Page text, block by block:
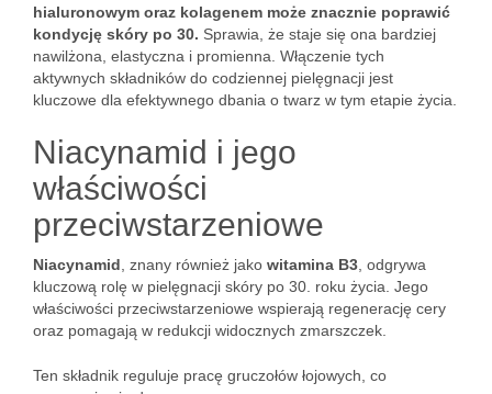
hialuronowym oraz kolagenem może znacznie poprawić
kondycję skóry po 30. Sprawia, że staje się ona bardziej
nawilżona, elastyczna i promienna. Włączenie tych
aktywnych składników do codziennej pielęgnacji jest
kluczowe dla efektywnego dbania o twarz w tym etapie życia.
Niacynamid i jego
właściwości
przeciwstarzeniowe
Niacynamid , znany również jako witamina B3 , odgrywa
kluczową rolę w pielęgnacji skóry po 30. roku życia. Jego
właściwości przeciwstarzeniowe wspierają regenerację cery
oraz pomagają w redukcji widocznych zmarszczek.
Ten składnik reguluje pracę gruczołów łojowych, co